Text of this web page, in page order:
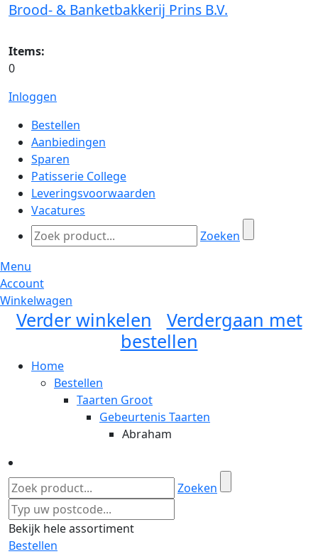
Brood- & Banketbakkerij Prins B.V.
Items:
0
Inloggen
Bestellen
Aanbiedingen
Sparen
Patisserie College
Leveringsvoorwaarden
Vacatures
Zoeken
Menu
Account
Winkelwagen
Verder winkelen
Verdergaan met
bestellen
Home
Bestellen
Taarten Groot
Gebeurtenis Taarten
Abraham
Zoeken
Bekijk hele assortiment
Bestellen